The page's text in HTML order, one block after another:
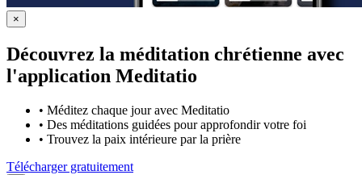
×
Découvrez la méditation chrétienne avec
l'application Meditatio
• Méditez chaque jour avec Meditatio
• Des méditations guidées pour approfondir votre foi
• Trouvez la paix intérieure par la prière
Télécharger gratuitement